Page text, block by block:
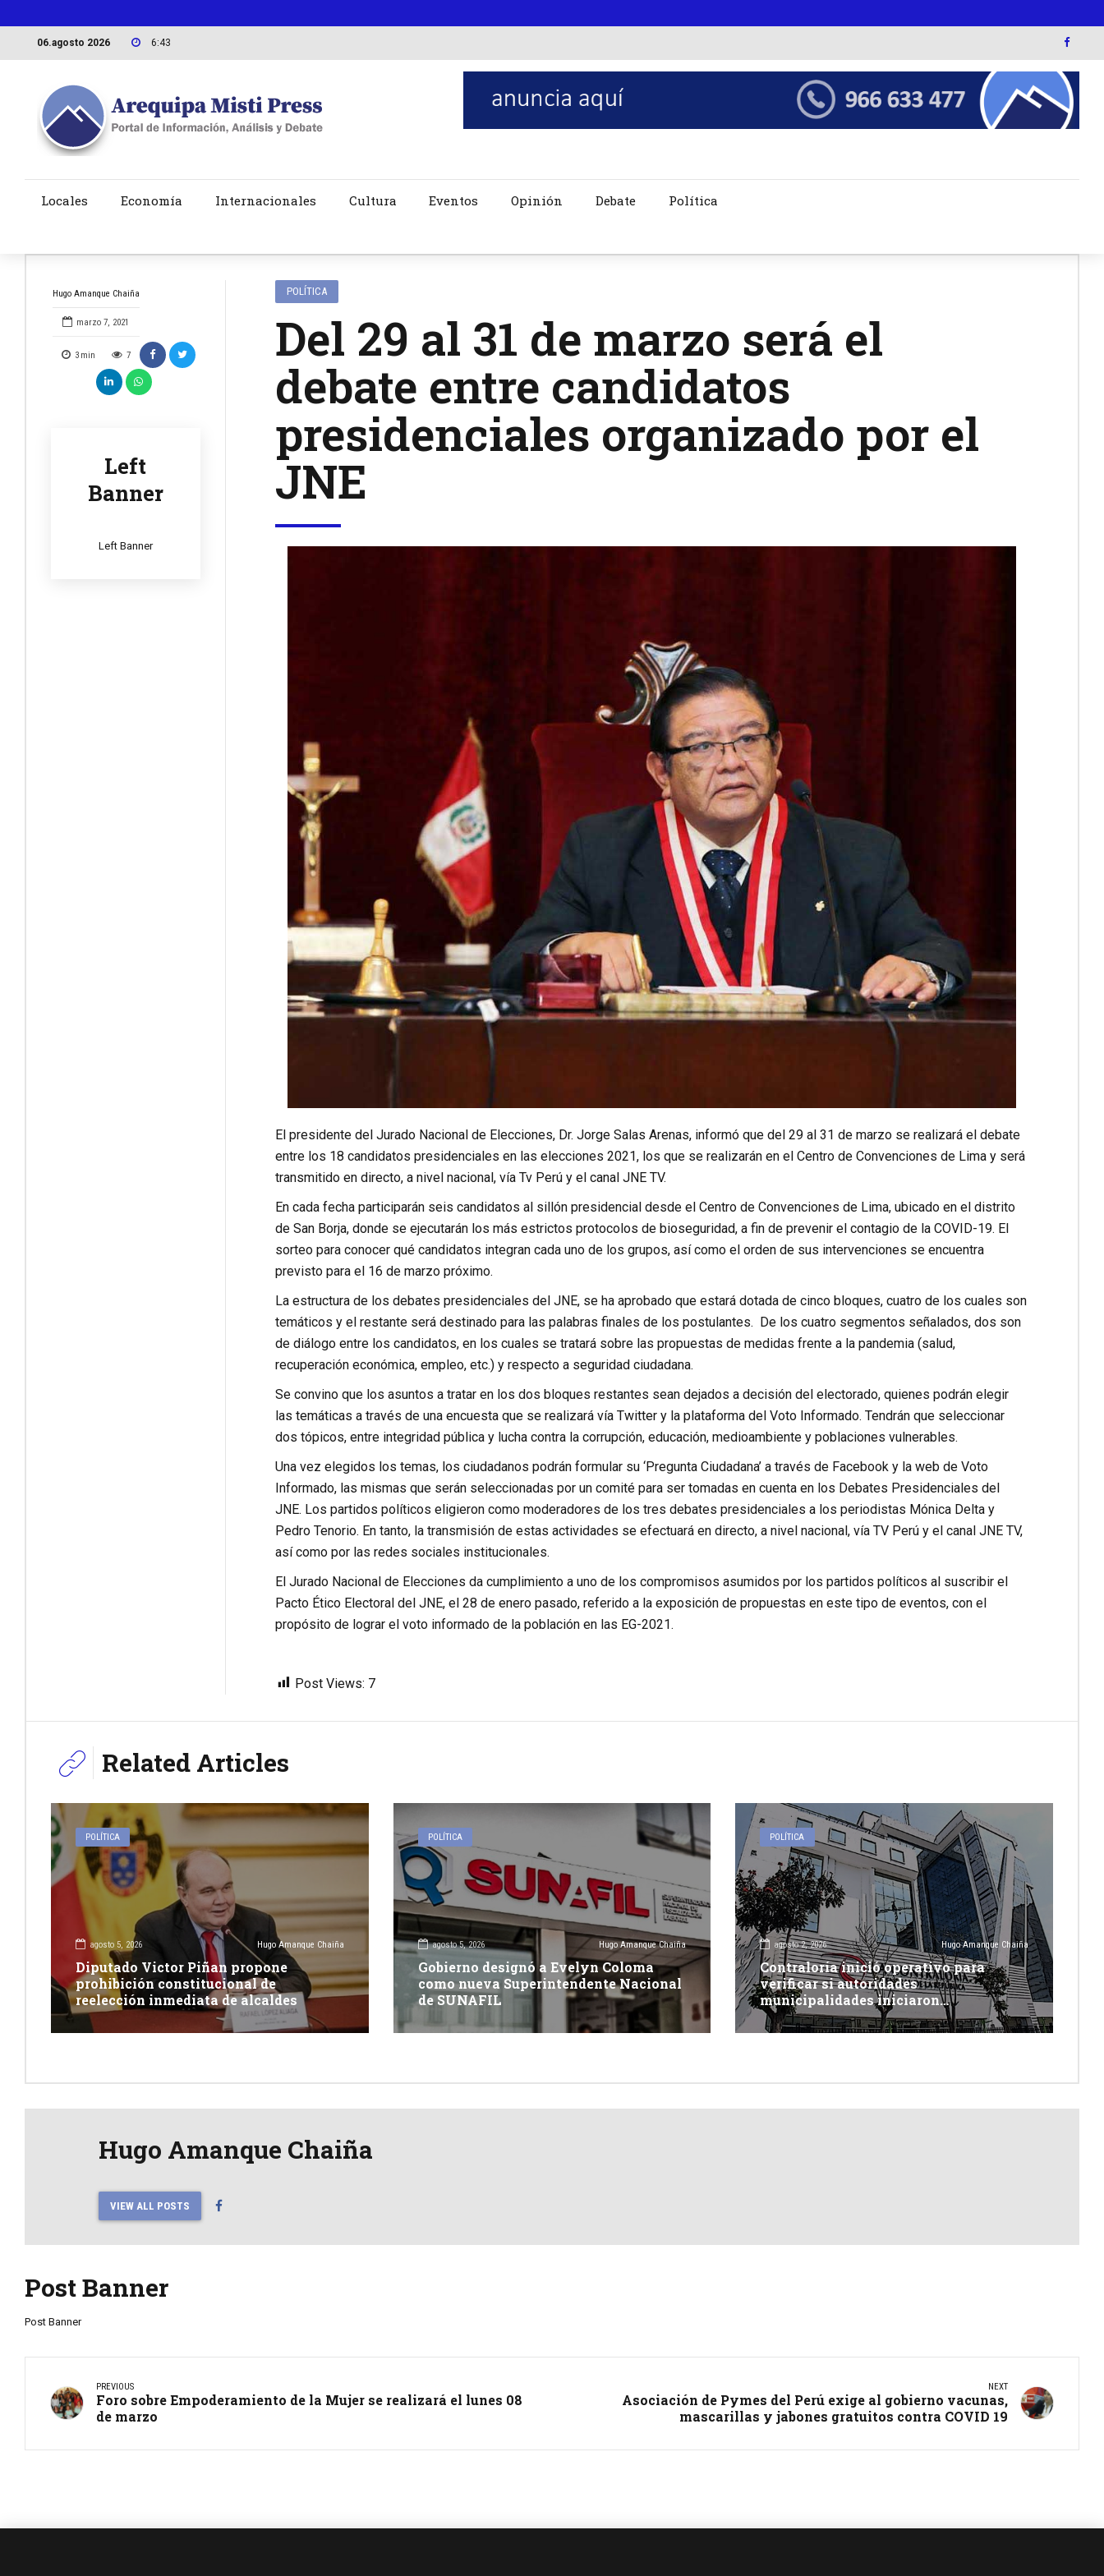
06.agosto 2026 6:43
Locales Economía Internacionales Cultura Eventos Opinión Debate Política
Hugo Amanque Chaiña
marzo 7, 2021
3 min 7
Left
Banner
Left Banner
POLÍTICA
Del 29 al 31 de marzo será el
debate entre candidatos
presidenciales organizado por el
JNE
El presidente del Jurado Nacional de Elecciones, Dr. Jorge Salas Arenas, informó que del 29 al 31 de marzo se realizará el debate
entre los 18 candidatos presidenciales en las elecciones 2021, los que se realizarán en el Centro de Convenciones de Lima y será
transmitido en directo, a nivel nacional, vía Tv Perú y el canal JNE TV.
En cada fecha participarán seis candidatos al sillón presidencial desde el Centro de Convenciones de Lima, ubicado en el distrito
de San Borja, donde se ejecutarán los más estrictos protocolos de bioseguridad, a fin de prevenir el contagio de la COVID-19. El
sorteo para conocer qué candidatos integran cada uno de los grupos, así como el orden de sus intervenciones se encuentra
previsto para el 16 de marzo próximo.
La estructura de los debates presidenciales del JNE, se ha aprobado que estará dotada de cinco bloques, cuatro de los cuales son
temáticos y el restante será destinado para las palabras finales de los postulantes. De los cuatro segmentos señalados, dos son
de diálogo entre los candidatos, en los cuales se tratará sobre las propuestas de medidas frente a la pandemia (salud,
recuperación económica, empleo, etc.) y respecto a seguridad ciudadana.
Se convino que los asuntos a tratar en los dos bloques restantes sean dejados a decisión del electorado, quienes podrán elegir
las temáticas a través de una encuesta que se realizará vía Twitter y la plataforma del Voto Informado. Tendrán que seleccionar
dos tópicos, entre integridad pública y lucha contra la corrupción, educación, medioambiente y poblaciones vulnerables.
Una vez elegidos los temas, los ciudadanos podrán formular su ‘Pregunta Ciudadana’ a través de Facebook y la web de Voto
Informado, las mismas que serán seleccionadas por un comité para ser tomadas en cuenta en los Debates Presidenciales del
JNE. Los partidos políticos eligieron como moderadores de los tres debates presidenciales a los periodistas Mónica Delta y
Pedro Tenorio. En tanto, la transmisión de estas actividades se efectuará en directo, a nivel nacional, vía TV Perú y el canal JNE TV,
así como por las redes sociales institucionales.
El Jurado Nacional de Elecciones da cumplimiento a uno de los compromisos asumidos por los partidos políticos al suscribir el
Pacto Ético Electoral del JNE, el 28 de enero pasado, referido a la exposición de propuestas en este tipo de eventos, con el
propósito de lograr el voto informado de la población en las EG-2021.
Post Views: 7
Related Articles
POLÍTICA
agosto 5, 2026 Hugo Amanque Chaiña
Diputado Victor Piñan propone
prohibición constitucional de
reelección inmediata de alcaldes
POLÍTICA
agosto 5, 2026 Hugo Amanque Chaiña
Gobierno designó a Evelyn Coloma
como nueva Superintendente Nacional
de SUNAFIL
POLÍTICA
agosto 2, 2026 Hugo Amanque Chaiña
Contraloría inició operativo para
verificar si autoridades
municipalidades iniciaron
descolmatación de quebradas y ríos
ante Fenómeno del Niño
Hugo Amanque Chaiña
VIEW ALL POSTS
Post Banner
Post Banner
PREVIOUS
Foro sobre Empoderamiento de la Mujer se realizará el lunes 08
de marzo
NEXT
Asociación de Pymes del Perú exige al gobierno vacunas,
mascarillas y jabones gratuitos contra COVID 19